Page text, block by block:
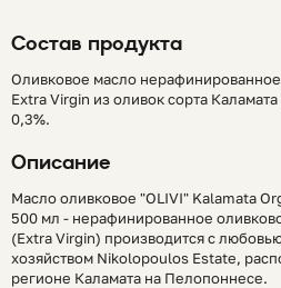
Состав продукта
Оливковое масло
Extra Virgin из оливок сорта
0,3%.
Описание
Масло оливковое "OLIVI" Kalamata
500 мл - нерафинированное
(Extra Virgin) производится с
хозяйством Nikolopoulos Estate,
регионе Каламата на Пелопоннесе.